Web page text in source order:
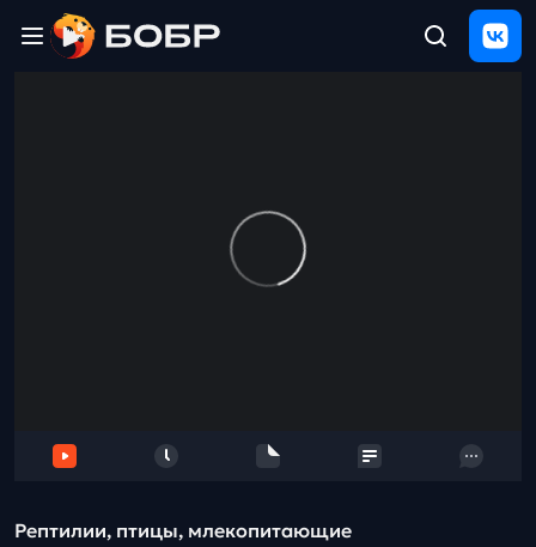
отзыв
Рептилии, птицы, млекопитающие